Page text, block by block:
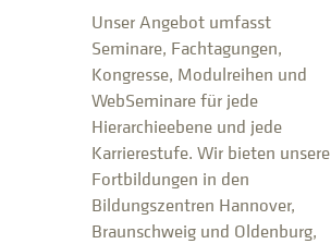
Unser Angebot umfasst
Seminare, Fachtagungen,
Kongresse, Modulreihen und
WebSeminare für jede
Hierarchieebene und jede
Karrierestufe. Wir bieten unsere
Fortbildungen in den
Bildungszentren Hannover,
Braunschweig und Oldenburg,